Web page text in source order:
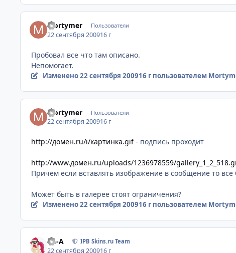
Mortymer Пользователи
22 сентября 200916 г
Пробовал все что там описано.
Непомогает.
Изменено22 сентября 200916 гпользователем
Mortymer Пользователи
22 сентября 200916 г
http://домен.ru/i/картинка.gif- подпись проходит
http://www.домен.ru/uploads/1236978559/
Причем если вставлять изображение в сообщение то все
Может быть в галерее стоят ограничения?
Изменено22 сентября 200916 гпользователем
Ph-A IPB Skins.ru Team
22 сентября 200916 г